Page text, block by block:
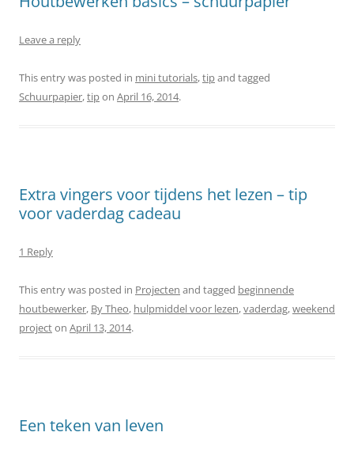
Leave a reply
This entry was posted in mini tutorials,tipand tagged
Schuurpapier,tipon April 16, 2014.
Extra vingers voor tijdens het lezen – tip
voor vaderdag cadeau
1 Reply
This entry was posted in Projecten and tagged beginnende
houtbewerker, By Theo, hulpmiddel voor lezen,vaderdag,weekend
projecton April 13, 2014.
Een teken van leven